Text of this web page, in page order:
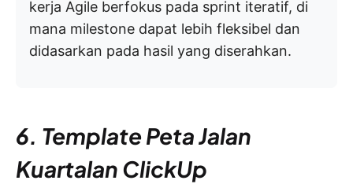
kerja Agile berfokus pada sprint iteratif, di
mana milestone dapat lebih fleksibel dan
didasarkan pada hasil yang diserahkan.
6. Template Peta Jalan
Kuartalan ClickUp